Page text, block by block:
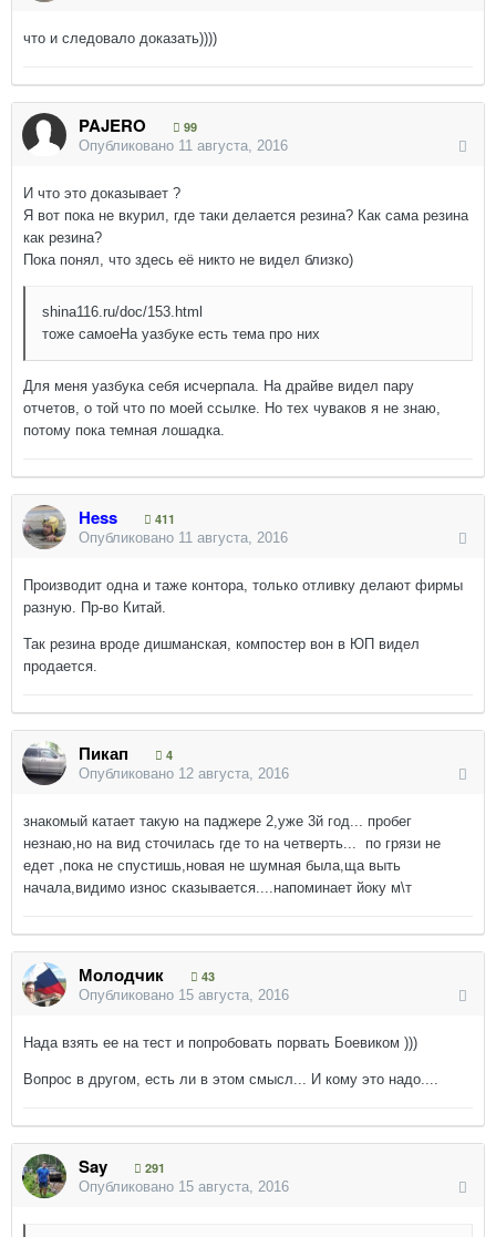
что и следовало доказать))))
PAJERO
99
Опубликовано 11 августа, 2016
И что это доказывает ?
Я вот пока не вкурил, где таки делается резина? Как сама резина
как резина?
Пока понял, что здесь её никто не видел близко)
shina116.ru/doc/153.html
тоже самоеНа уазбуке есть тема про них
Для меня уазбука себя исчерпала. На драйве видел пару
отчетов, о той что по моей ссылке. Но тех чуваков я не знаю,
потому пока темная лошадка.
Hess
411
Опубликовано 11 августа, 2016
Производит одна и таже контора, только отливку делают фирмы
разную. Пр-во Китай.
Так резина вроде дишманская, компостер вон в ЮП видел
продается.
Пикап
4
Опубликовано 12 августа, 2016
знакомый катает такую на паджере 2,уже 3й год... пробег
незнаю,но на вид сточилась где то на четверть... по грязи не
едет ,пока не спустишь,новая не шумная была,ща выть
начала,видимо износ сказывается....напоминает йоку м\т
Молодчик
43
Опубликовано 15 августа, 2016
Нада взять ее на тест и попробовать порвать Боевиком )))
Вопрос в другом, есть ли в этом смысл... И кому это надо....
Say
291
Опубликовано 15 августа, 2016